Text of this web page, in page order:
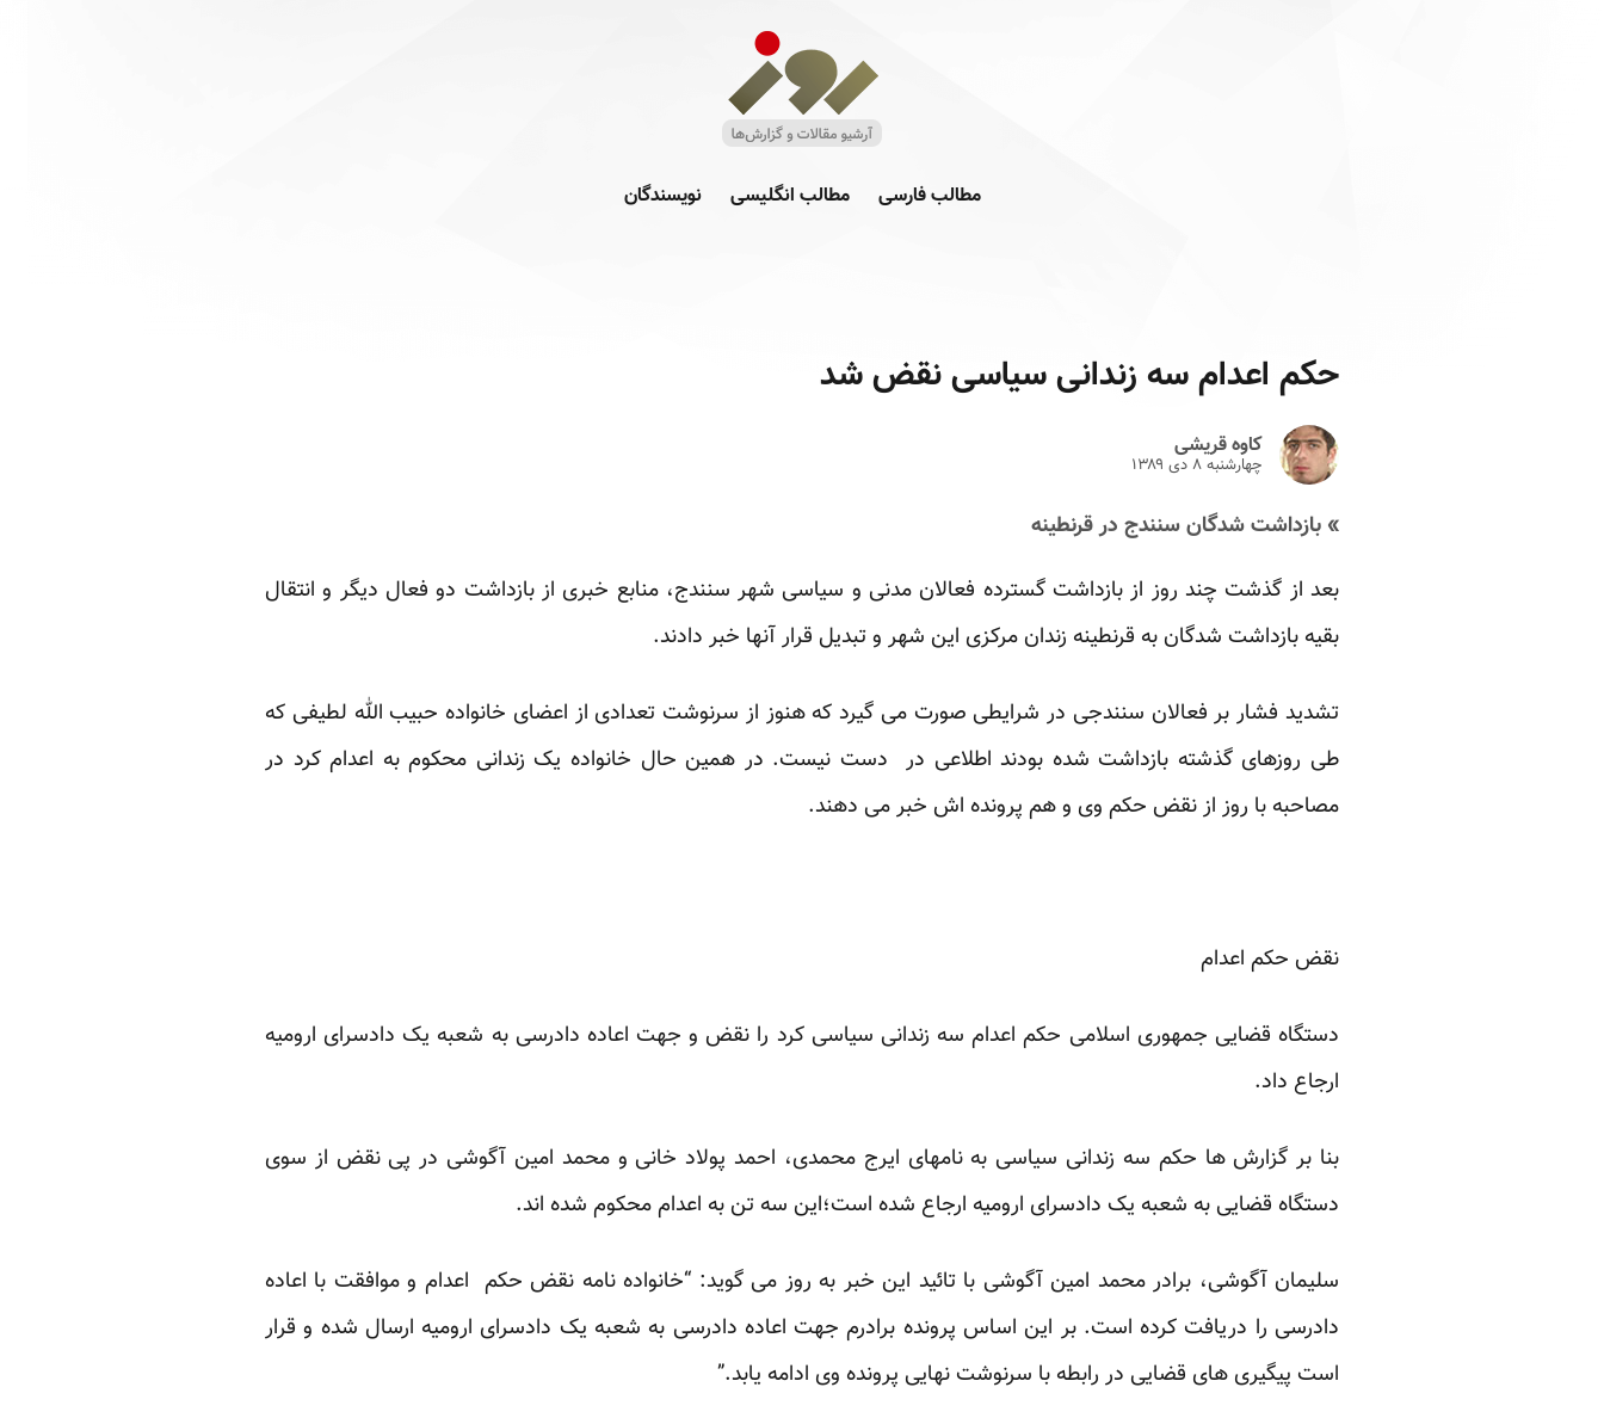
مطالب فارسی مطالب انگلیسی نویسندگان
حکم اعدام سه زندانی سیاسی نقض شد
کاوه قریشی
چهارشنبه ۸ دى ۱۳۸۹
» بازداشت شدگان سنندج در قرنطینه
بعد از گذشت چند روز از بازداشت گسترده فعالان مدنی و سیاسی شهر سنندج، منابع خبری از بازداشت دو فعال دیگر و انتقال
بقیه بازداشت شدگان به قرنطینه زندان مرکزی این شهر و تبدیل قرار آنها خبر دادند.
تشدید فشار بر فعالان سنندجی در شرایطی صورت می گیرد که هنوز از سرنوشت تعدادی از اعضای خانواده حبیب الله لطیفی که
طی روزهای گذشته بازداشت شده بودند اطلاعی در دست نیست. در همین حال خانواده یک زندانی محکوم به اعدام کرد در
مصاحبه با روز از نقض حکم وی و هم پرونده اش خبر می دهند.
نقض حکم اعدام
دستگاه قضایی جمهوری اسلامی حکم اعدام سه زندانی سیاسی کرد را نقض و جهت اعاده دادرسی به شعبه یک دادسرای ارومیه
ارجاع داد.
بنا بر گزارش ها حکم سه زندانی سیاسی به نامهای ایرج محمدی، احمد پولاد خانی و محمد امین آگوشی در پی نقض از سوی
دستگاه قضایی به شعبه یک دادسرای ارومیه ارجاع شده است؛این سه تن به اعدام محکوم شده اند.
سلیمان آگوشی، برادر محمد امین آگوشی با تائید این خبر به روز می گوید: “خانواده نامه نقض حکم اعدام و موافقت با اعاده
دادرسی را دریافت کرده است. بر این اساس پرونده برادرم جهت اعاده دادرسی به شعبه یک دادسرای ارومیه ارسال شده و قرار
است پیگیری های قضایی در رابطه با سرنوشت نهایی پرونده وی ادامه یابد.”